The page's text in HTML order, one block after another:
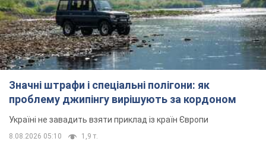
Значні штрафи і спеціальні полігони: як
проблему джипінгу вирішують за кордоном
Україні не завадить взяти приклад із країн Європи
8.08.2026 05:10 1,9 т.